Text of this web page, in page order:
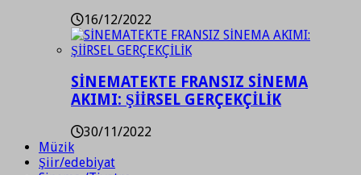
16/12/2022
SİNEMATEKTE FRANSIZ SİNEMA
AKIMI: ŞİİRSEL GERÇEKÇİLİK
30/11/2022
Müzik
Şiir/edebiyat